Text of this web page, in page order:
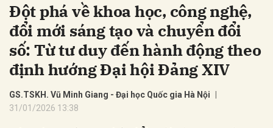
Đột phá về khoa học, công nghệ,
đổi mới sáng tạo và chuyển đổi
số: Từ tư duy đến hành động theo
định hướng Đại hội Đảng XIV
GS.TSKH. Vũ Minh Giang - Đại học Quốc gia Hà Nội
31/01/2026 13:38
Hủy